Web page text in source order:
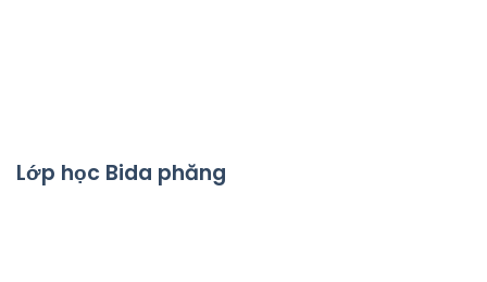
Lớp học Bida phăng